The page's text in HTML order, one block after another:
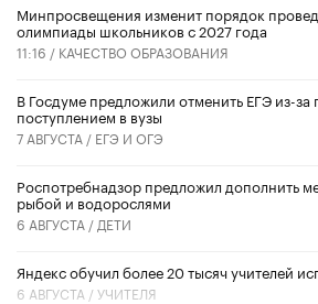
Минпросвещения изменит порядок
олимпиады школьников с 2027 года
11:16 / КАЧЕСТВО ОБРАЗОВАНИЯ
В Госдуме предложили отменить ЕГЭ из-за
поступлением в вузы
7 АВГУСТА / ЕГЭ И ОГЭ
Роспотребнадзор предложил дополнить
рыбой и водорослями
6 АВГУСТА / ДЕТИ
​Яндекс обучил более 20 тысяч учителей
6 АВГУСТА /УЧИТЕЛЯ